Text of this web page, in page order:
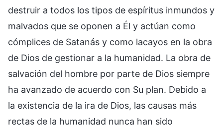
destruir a todos los tipos de espíritus inmundos y
malvados que se oponen a Él y actúan como
cómplices de Satanás y como lacayos en la obra
de Dios de gestionar a la humanidad. La obra de
salvación del hombre por parte de Dios siempre
ha avanzado de acuerdo con Su plan. Debido a
la existencia de la ira de Dios, las causas más
rectas de la humanidad nunca han sido